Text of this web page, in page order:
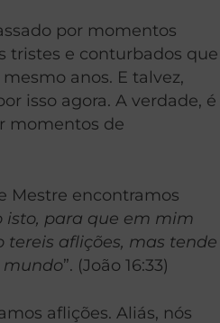
por momentos
tristes e conturbados que
anos. E talvez,
isso agora. A verdade, é
momentos de
Mestre encontramos
isto, para que em mim
tereis aflições, mas tende
mundo”. (João 16:33)
aflições. Aliás, nós